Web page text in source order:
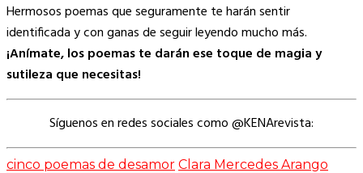
Hermosos poemas que seguramente te harán sentir
identificada y con ganas de seguir leyendo mucho más.
¡Anímate, los poemas te darán ese toque de magia y
sutileza que necesitas!
Síguenos en redes sociales como @KENArevista:
cinco poemas de desamor Clara Mercedes Arango